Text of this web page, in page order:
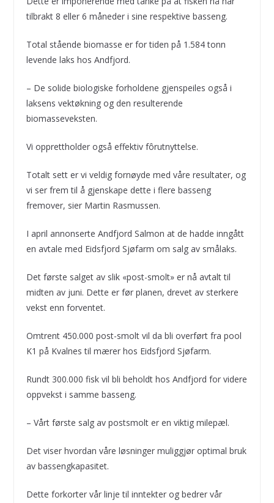
tilbrakt 8 eller 6 måneder i sine respektive basseng.
Total stående biomasse er for tiden på 1.584 tonn
levende laks hos Andfjord.
– De solide biologiske forholdene gjenspeiles også i
laksens vektøkning og den resulterende
biomasseveksten.
Vi opprettholder også effektiv fôrutnyttelse.
Totalt sett er vi veldig fornøyde med våre resultater, og
vi ser frem til å gjenskape dette i flere basseng
fremover, sier Martin Rasmussen.
I april annonserte Andfjord Salmon at de hadde inngått
en avtale med Eidsfjord Sjøfarm om salg av smålaks.
Det første salget av slik «post-smolt» er nå avtalt til
midten av juni. Dette er før planen, drevet av sterkere
vekst enn forventet.
Omtrent 450.000 post-smolt vil da bli overført fra pool
K1 på Kvalnes til mærer hos Eidsfjord Sjøfarm.
Rundt 300.000 fisk vil bli beholdt hos Andfjord for videre
oppvekst i samme basseng.
– Vårt første salg av postsmolt er en viktig milepæl.
Det viser hvordan våre løsninger muliggjør optimal bruk
av bassengkapasitet.
Dette forkorter vår linje til inntekter og bedrer vår